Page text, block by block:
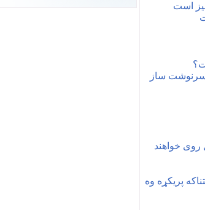
است
سرنوشت ساز
روی خواهند
پریکړه وه